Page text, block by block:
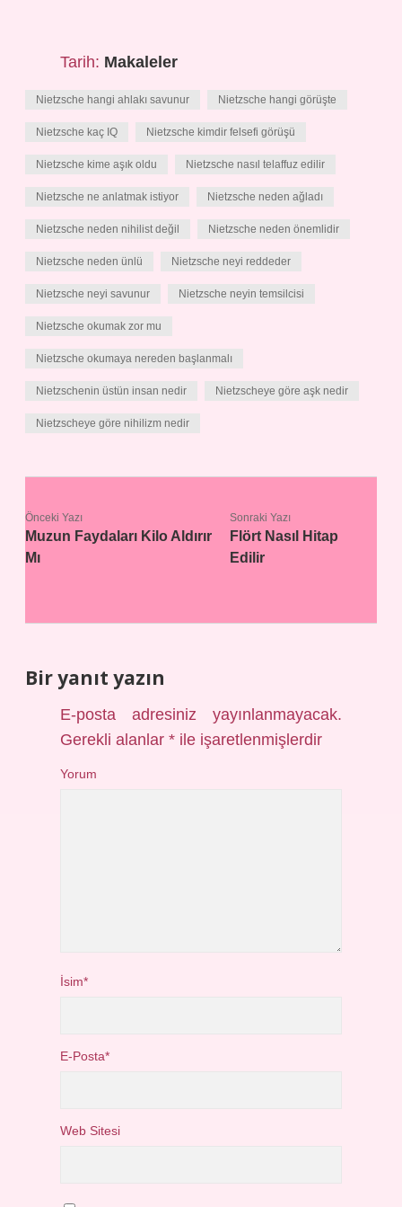
Tarih: Makaleler
Nietzsche hangi ahlakı savunur Nietzsche hangi görüşte
Nietzsche kaç IQ Nietzsche kimdir felsefi görüşü
Nietzsche kime aşık oldu Nietzsche nasıl telaffuz edilir
Nietzsche ne anlatmak istiyor Nietzsche neden ağladı
Nietzsche neden nihilist değil Nietzsche neden önemlidir
Nietzsche neden ünlü Nietzsche neyi reddeder
Nietzsche neyi savunur Nietzsche neyin temsilcisi
Nietzsche okumak zor mu
Nietzsche okumaya nereden başlanmalı
Nietzschenin üstün insan nedir Nietzscheye göre aşk nedir
Nietzscheye göre nihilizm nedir
Önceki Yazı
Muzun Faydaları Kilo Aldırır
Mı
Sonraki Yazı
Flört Nasıl Hitap
Edilir
Bir yanıt yazın
E-posta adresiniz yayınlanmayacak.
Gerekli alanlar* ile işaretlenmişlerdir
Yorum
İsim*
E-Posta*
Web Sitesi